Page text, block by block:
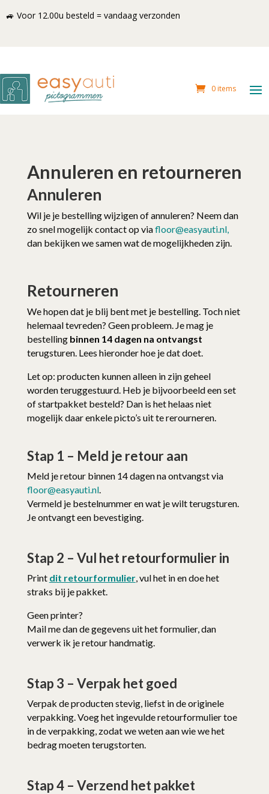
🚙 Voor 12.00u besteld = vandaag verzonden
0 items
Annuleren en retourneren
Annuleren
Wil je je bestelling wijzigen of annuleren? Neem dan
zo snel mogelijk contact op viafloor@easyauti.nl,
dan bekijken we samen wat de mogelijkheden zijn.
Retourneren
We hopen dat je blij bent met je bestelling. Toch niet
helemaal tevreden? Geen probleem. Je mag je
bestelling binnen 14 dagen na ontvangst
terugsturen. Lees hieronder hoe je dat doet.
Let op: producten kunnen alleen in zijn geheel
worden teruggestuurd. Heb je bijvoorbeeld een set
of startpakket besteld? Dan is het helaas niet
mogelijk daar enkele picto’s uit te rerourneren.
Stap 1 – Meld je retour aan
Meld je retour binnen 14 dagen na ontvangst via
floor@easyauti.nl.
Vermeld je bestelnummer en wat je wilt terugsturen.
Je ontvangt een bevestiging.
Stap 2 – Vul het retourformulier in
Print dit retourformulier, vul het in en doe het
straks bij je pakket.
Geen printer?
Mail me dan de gegevens uit het formulier, dan
verwerk ik je retour handmatig.
Stap 3 – Verpak het goed
Verpak de producten stevig, liefst in de originele
verpakking. Voeg het ingevulde retourformulier toe
in de verpakking, zodat we weten aan wie we het
bedrag moeten terugstorten.
Stap 4 – Verzend het pakket